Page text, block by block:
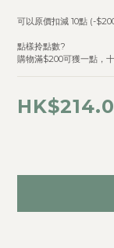
可以原價扣減 10點 (-
點樣拎點數?
購物滿$200可獲一點，